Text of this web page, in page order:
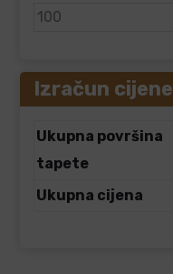
Izračun cijene
Ukupna površina
tapete
Ukupna cijena